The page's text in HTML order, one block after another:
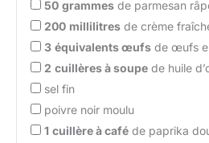
50 grammes de parmesan
200 millilitres de crème
3 équivalents œufs de œufs
2 cuillères à soupe de huile
sel fin
poivre noir moulu
1 cuillère à café de paprika